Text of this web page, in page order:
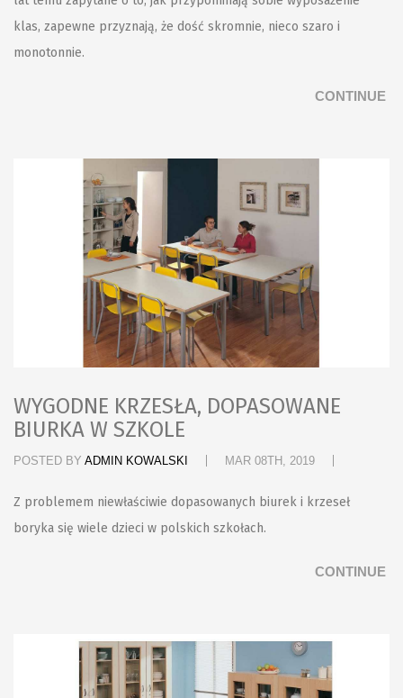
klas, zapewne przyznają, że dość skromnie, nieco szaro i
monotonnie.
CONTINUE
WYGODNE KRZESŁA, DOPASOWANE
BIURKA W SZKOLE
POSTED BY ADMIN KOWALSKI MAR 08TH, 2019
Z problemem niewłaściwie dopasowanych biurek i krzeseł
boryka się wiele dzieci w polskich szkołach.
CONTINUE